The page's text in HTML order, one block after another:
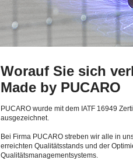
Worauf Sie sich
Made by PUCARO
PUCARO wurde mit dem IATF 16949
ausgezeichnet.
Bei Firma PUCARO streben wir alle in
erreichten Qualitätsstands und der
Qualitätsmanagementsystems.